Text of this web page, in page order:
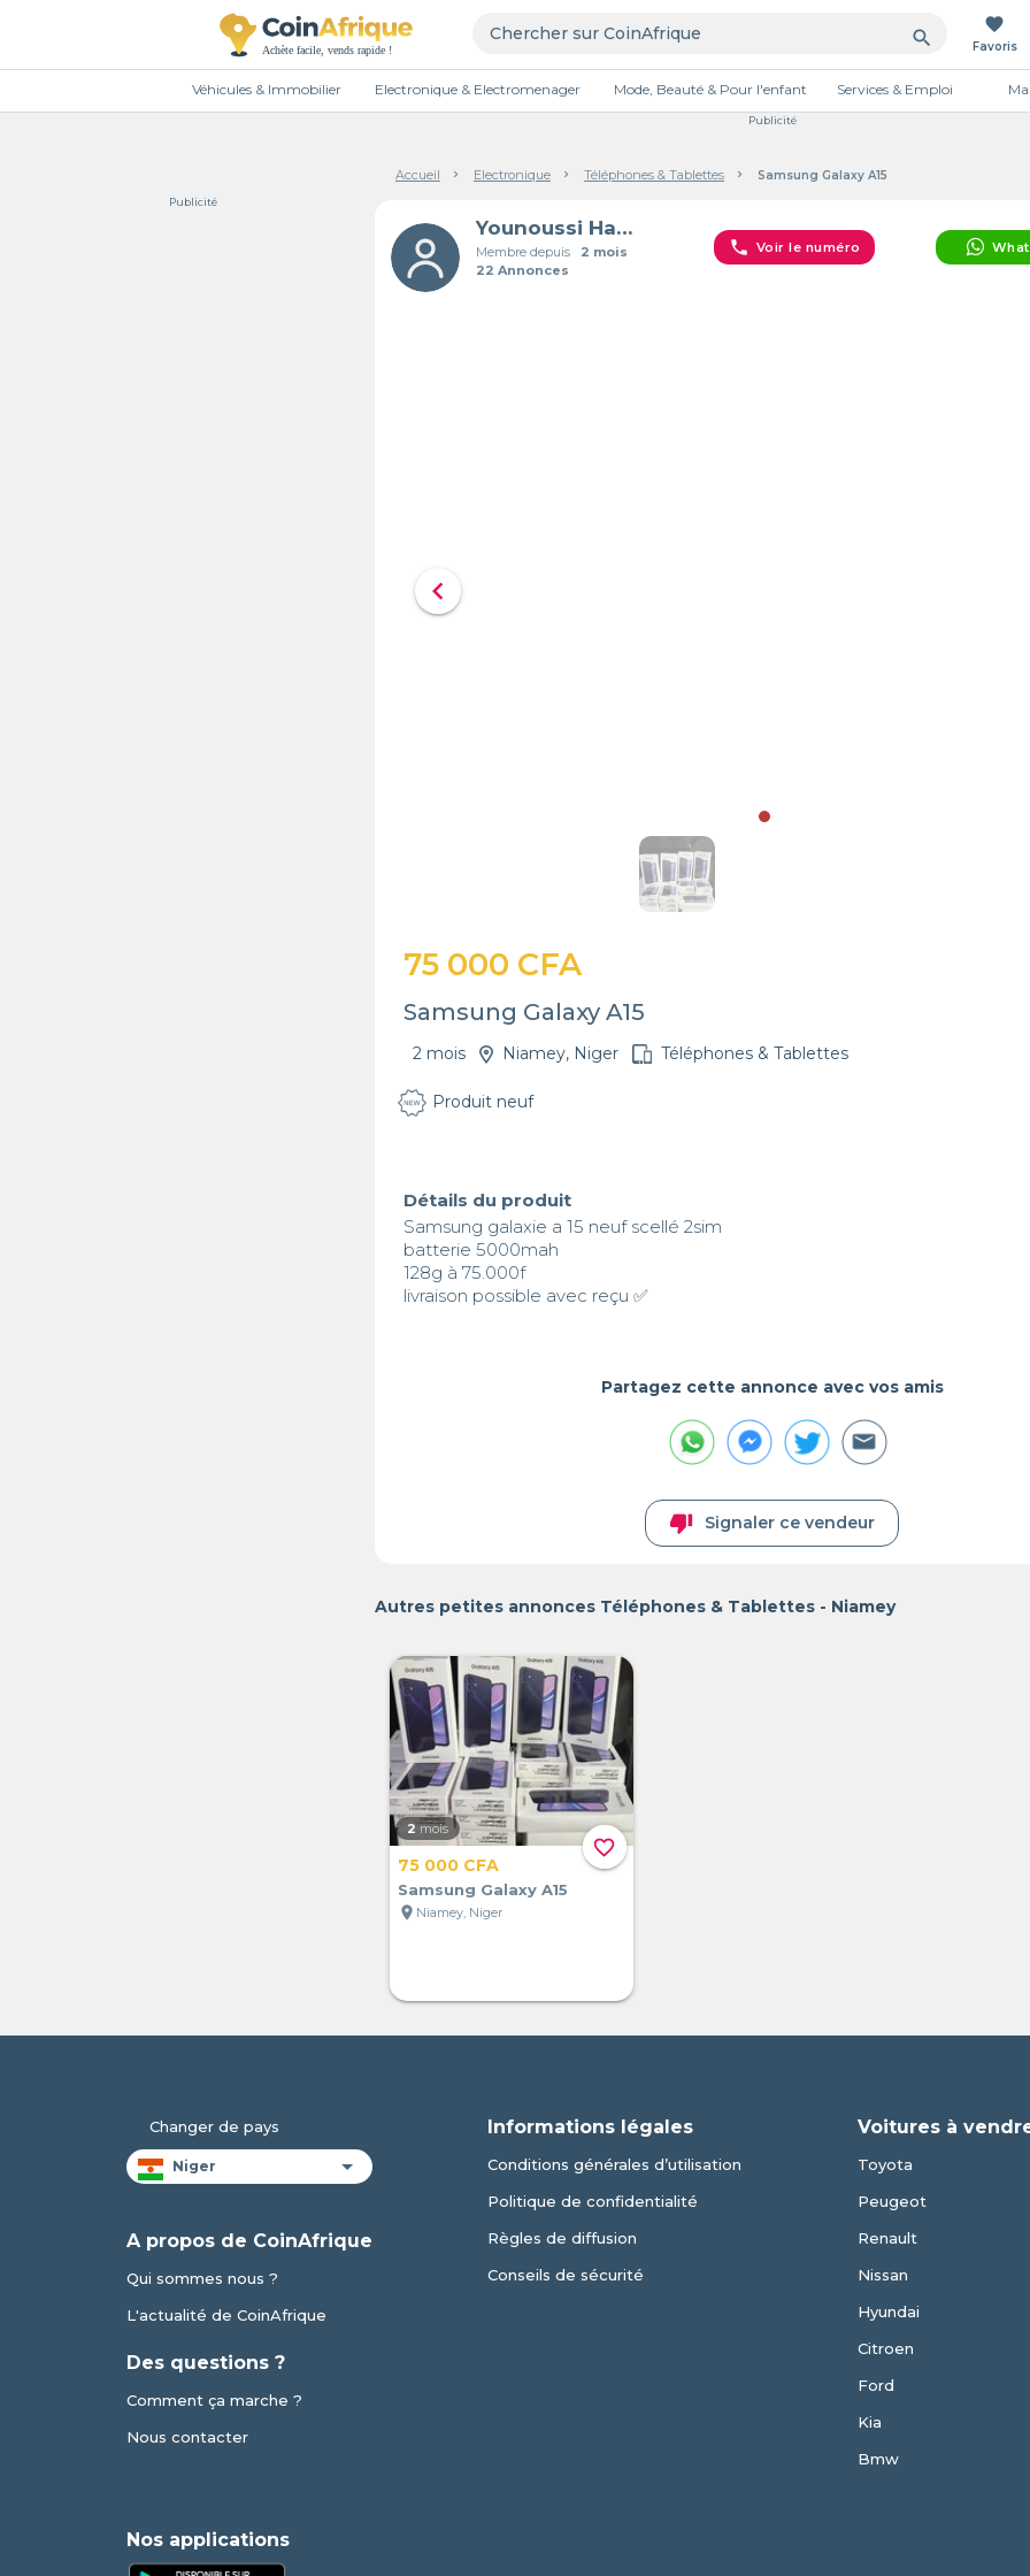
search
favorite
Favoris
Véhicules & Immobilier Electronique & Electromenager Mode, Beauté & Pour l'enfant Services & Emploi
Publicité
Accueil Electronique Téléphones & Tablettes Samsung Galaxy A15
Publicité
Younoussi Harouna
Membre depuis2 mois
22 Annonces
phone Voir le numéro
chevron_left
75 000 CFA
Samsung Galaxy A15
2 mois Niamey, Niger Téléphones & Tablettes
Produit neuf
Détails du produit
Samsung galaxie a 15 neuf scellé 2sim
batterie 5000mah
128g à 75.000f
livraison possible avec reçu ✅
Partagez cette annonce avec vos amis
thumb_down Signaler ce vendeur
Autres petites annonces Téléphones & Tablettes - Niamey
favorite_border
2 mois
75 000 CFA
Samsung Galaxy A15
location_on Niamey, Niger
Changer de pays
A propos de CoinAfrique
Qui sommes nous ?
L'actualité de CoinAfrique
Des questions ?
Comment ça marche ?
Nous contacter
Informations légales
Conditions générales d’utilisation
Politique de confidentialité
Règles de diffusion
Conseils de sécurité
Voitures à
Toyota
Peugeot
Renault
Nissan
Hyundai
Citroen
Ford
Kia
Bmw
Nos applications